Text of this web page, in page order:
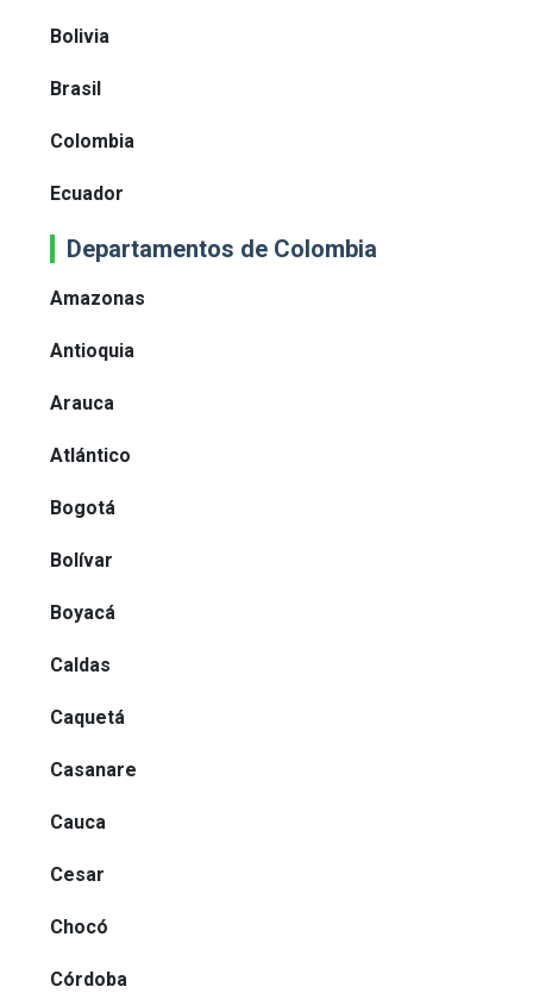
Bolivia
Brasil
Colombia
Ecuador
Departamentos de Colombia
Amazonas
Antioquia
Arauca
Atlántico
Bogotá
Bolívar
Boyacá
Caldas
Caquetá
Casanare
Cauca
Cesar
Chocó
Córdoba